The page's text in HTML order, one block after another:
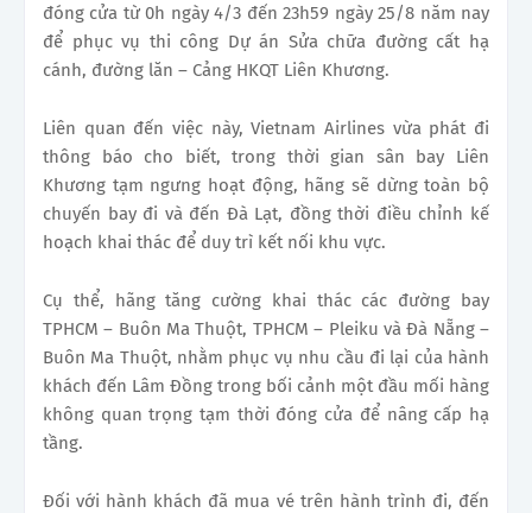
đóng cửa từ 0h ngày 4/3 đến 23h59 ngày 25/8 năm nay
để phục vụ thi công Dự án Sửa chữa đường cất hạ
cánh, đường lăn – Cảng HKQT Liên Khương.
Liên quan đến việc này, Vietnam Airlines vừa phát đi
thông báo cho biết, trong thời gian sân bay Liên
Khương tạm ngưng hoạt động, hãng sẽ dừng toàn bộ
chuyến bay đi và đến Đà Lạt, đồng thời điều chỉnh kế
hoạch khai thác để duy trì kết nối khu vực.
Cụ thể, hãng tăng cường khai thác các đường bay
TPHCM – Buôn Ma Thuột, TPHCM – Pleiku và Đà Nẵng –
Buôn Ma Thuột, nhằm phục vụ nhu cầu đi lại của hành
khách đến Lâm Đồng trong bối cảnh một đầu mối hàng
không quan trọng tạm thời đóng cửa để nâng cấp hạ
tầng.
Đối với hành khách đã mua vé trên hành trình đi, đến